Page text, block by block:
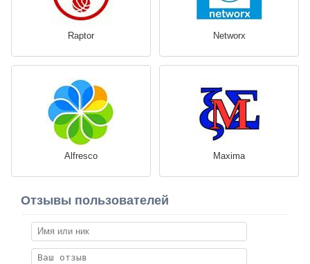
Raptor Networx
Alfresco Maxima
Отзывы пользователей